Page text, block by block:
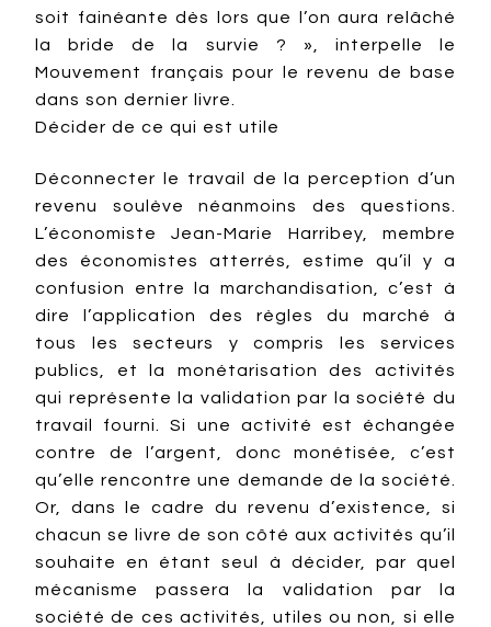
soit fainéante dès lors que l’on aura relâché
la bride de la survie ? », interpelle le
Mouvement français pour le revenu de base
dans son dernier livre.
Décider de ce qui est utile
Déconnecter le travail de la perception d’un
revenu soulève néanmoins des questions.
L’économiste Jean-Marie Harribey, membre
des économistes atterrés, estime qu’il y a
confusion entre la marchandisation, c’est à
dire l’application des règles du marché à
tous les secteurs y compris les services
publics, et la monétarisation des activités
qui représente la validation par la société du
travail fourni. Si une activité est échangée
contre de l’argent, donc monétisée, c’est
qu’elle rencontre une demande de la société.
Or, dans le cadre du revenu d’existence, si
chacun se livre de son côté aux activités qu’il
souhaite en étant seul à décider, par quel
mécanisme passera la validation par la
société de ces activités, utiles ou non, si elle